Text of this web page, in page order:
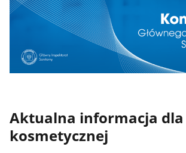
Aktualna informacja
kosmetycznej